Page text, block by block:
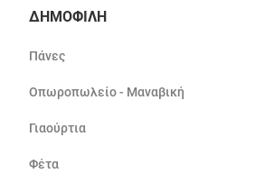
ΔΗΜΟΦΙΛΗ
Πάνες
Οπωροπωλείο - Μαναβική
Γιαούρτια
Φέτα